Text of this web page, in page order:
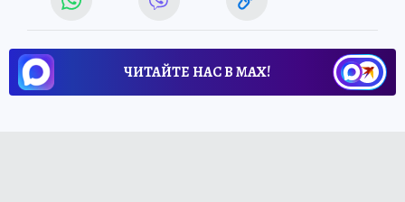
ЧИТАЙТЕ НАС В МАХ!